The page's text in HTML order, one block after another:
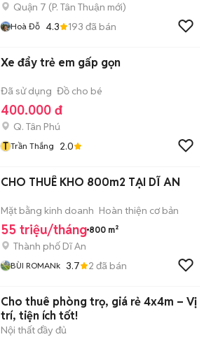
Quận 7 (P. Tân Thuận mới)
Hoà Đỗ 4.3 193 đã bán
Xe đẩy trẻ em gấp gọn
Đã sử dụng Đồ cho bé
400.000 đ
Q. Tân Phú
T Trần Thắng 2.0
CHO THUÊ KHO 800m2 TẠI DĨ AN
Mặt bằng kinh doanh Hoàn thiện cơ bản
55 triệu/tháng 800 m²
Thành phố Dĩ An
BÙI ROMANk 3.7 2 đã bán
Cho thuê phòng trọ, giá rẻ 4x4m – Vị
trí, tiện ích tốt!
Nội thất đầy đủ